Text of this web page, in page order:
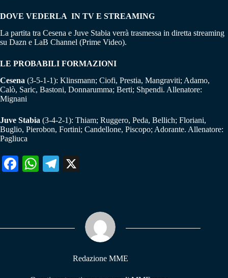
DOVE VEDERLA IN TV E STREAMING
La partita tra Cesena e Juve Stabia verrà trasmessa in diretta streaming
su Dazn e LaB Channel (Prime Video).
LE PROBABILI FORMAZIONI
Cesena (3-5-1-1): Klinsmann; Ciofi, Prestia, Mangraviti; Adamo,
Calò, Saric, Bastoni, Donnarumma; Berti; Shpendi. Allenatore:
Mignani
Juve Stabia (3-4-2-1): Thiam; Ruggero, Peda, Bellich; Floriani,
Buglio, Pierobon, Fortini; Candellone, Piscopo; Adorante. Allenatore:
Pagliuca
Fa W
pp
Te
m
Redazione MME